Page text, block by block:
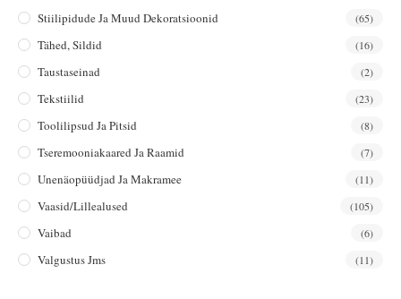
Stiilipidude Ja Muud Dekoratsioonid (65)
Tähed, Sildid (16)
Taustaseinad (2)
Tekstiilid (23)
Toolilipsud Ja Pitsid (8)
Tseremooniakaared Ja Raamid (7)
Unenäopüüdjad Ja Makramee (11)
Vaasid/lillealused (105)
Vaibad (6)
Valgustus Jms (11)